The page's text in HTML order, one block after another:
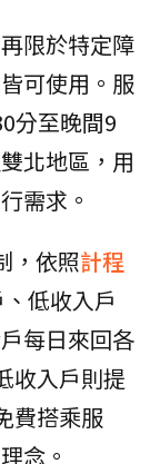
限於特定障
可使用。服
分至晚間9
北地區，用
需求。
，依照計程
低收入戶
每日來回各
收入戶則提
費搭乘服
念。